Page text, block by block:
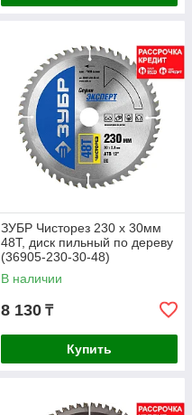
ЗУБР Чисторез 230 x 30мм
48Т, диск пильный по дереву
(36905-230-30-48)
В наличии
8 130 ₸
Купить